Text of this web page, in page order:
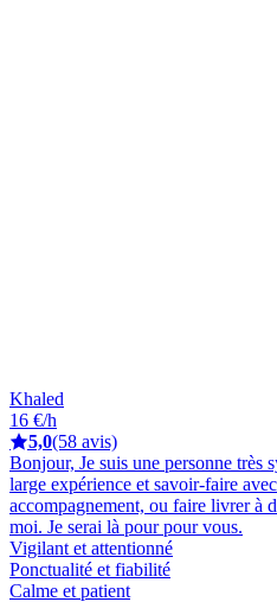
Khaled
16 €/h
5,0(58 avis)
Bonjour, Je suis une personne très
large expérience et savoir-faire
accompagnement, ou faire livrer à
moi. Je serai là pour pour vous.
Vigilant et attentionné
Ponctualité et fiabilité
Calme et patient